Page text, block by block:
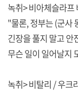
녹취> 비아체슬라
"물론, 정부는 (군사
긴장을 풀지 말고 안
무슨 일이 일어날지
녹취> 비탈리 / 우크